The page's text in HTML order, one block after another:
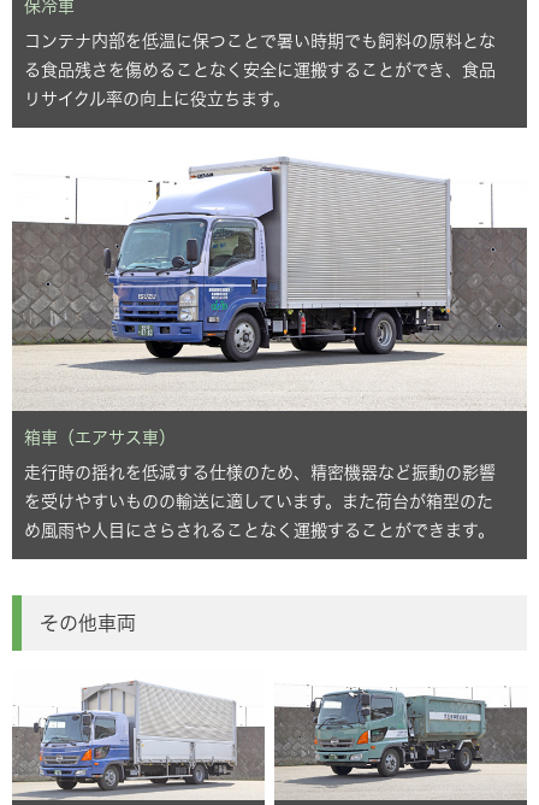
保冷車
コンテナ内部を低温に保つことで暑い時期でも飼料の原料とな
る食品残さを傷めることなく安全に運搬することができ、食品
リサイクル率の向上に役立ちます。
箱車（エアサス車）
走行時の揺れを低減する仕様のため、精密機器など振動の影響
を受けやすいものの輸送に適しています。また荷台が箱型のた
め風雨や人目にさらされることなく運搬することができます。
その他車両